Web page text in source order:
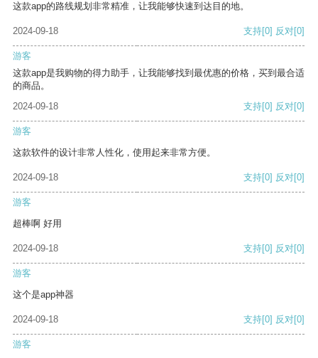
这款app的路线规划非常精准，让我能够快速到达目的地。
2024-09-18 支持[0] 反对[0]
游客
这款app是我购物的得力助手，让我能够找到最优惠的价格，买到最合适
的商品。
2024-09-18
支持[0] 反对[0]
游客
这款软件的设计非常人性化，使用起来非常方便。
2024-09-18 支持[0] 反对[0]
游客
超棒啊 好用
2024-09-18 支持[0] 反对[0]
游客
这个是app神器
2024-09-18 支持[0] 反对[0]
游客